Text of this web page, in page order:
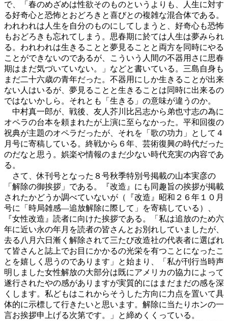
で、「春のめざめは性欲そのものというよりも、人生に対す
る好奇心と恐怖とおどろきと喜びとの複雑な混合体である。
われわれは人生を自分のものにしてしまうと、好奇心も恐怖
もおどろきも忘れてしまう。思春期に於ては人生は夢みられ
る。われわれは生きることと夢見ることと両方を同時にやる
ことができないのであるが、こういう人間の不器用さに思春
期はまだ気づいていない。」などと書いている。三島自身も
まだ二十六歳の青年だった。不器用にしか生きることが出来
ない人はいるが、夢見ることと生きることは同時に出来るの
ではないかしら。それとも「生きる」の意味が違うのか。
中村真一郎が、戦後、友人芥川比呂志から弟也寸志の為に
オペラの台本を頼まれたが上演に至らなかった。平和回復の
祝典が主題のオペラだったが、それを「歌の功力」として４
月号に寄稿している。終戦から６年、芸術復興の時代だった
のだなと思う。娯楽や情報のまだ少ない時代充実の内容であ
る。
さて、休刊号となった８号秋季特別号掲載の山本実彦の
「解除の御挨拶」である。『改造』にも同趣旨の挨拶が掲載
されたかどうか調べていないが（『改造』昭和２６年１０月
号に「時局雑感―追放解除に際して」を寄稿している）、
『女性改造』読者に向けた挨拶である。「私は追放のため六
年に近い永の年月を読者の皆さんとお別れしていましたが、
去る八月六日漸く解除されて三たび改造社の代表者に選ばれ
て皆さんと誌上でお目にかかるの光栄を有つことになったこ
とを嬉しく思うのであります」と始まり、「私が刊行当時声
明しました女性解放の大部分は既にアメリカの協力によって
遂行されたやの感がありますが実質的にはまだまだの感を深
くします。私どもはこれからそうした方向に力点を置いて具
体的に示標して行きたいと思います。解除に当たりホンの一
言お挨拶申上げる次第です。」と締めくくっている。